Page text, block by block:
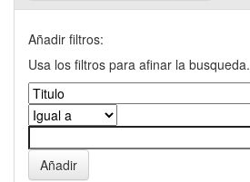
Añadir filtros:
Usa los filtros para afinar la busqueda.